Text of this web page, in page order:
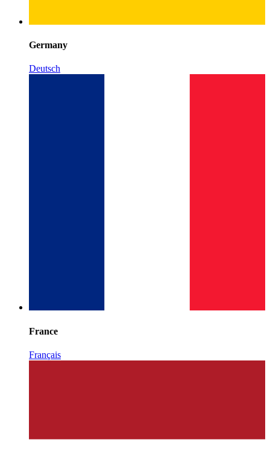
Germany
Deutsch
France
Français